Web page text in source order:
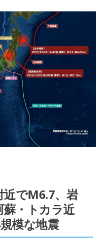
でM6.7、岩
・トカラ近
模な地震